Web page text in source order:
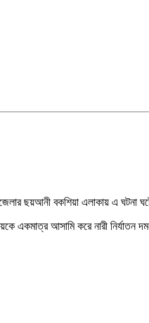
ছয়আনী বকশিয়া এলাকায় এ ঘটনা
একমাত্র আসামি করে নারী নির্যাতন